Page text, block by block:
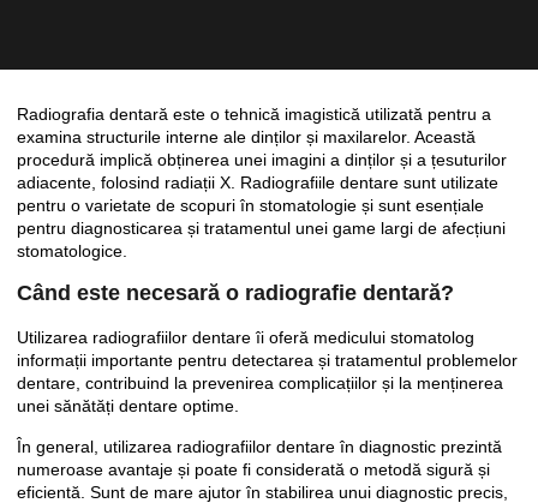
Radiografia dentară este o tehnică imagistică utilizată pentru a
examina structurile interne ale dinților și maxilarelor. Această
procedură implică obținerea unei imagini a dinților și a țesuturilor
adiacente, folosind radiații X. Radiografiile dentare sunt utilizate
pentru o varietate de scopuri în stomatologie și sunt esențiale
pentru diagnosticarea și tratamentul unei game largi de afecțiuni
stomatologice.
Când este necesară o radiografie dentară?
Utilizarea radiografiilor dentare îi oferă medicului stomatolog
informații importante pentru detectarea și tratamentul problemelor
dentare, contribuind la prevenirea complicațiilor și la menținerea
unei sănătăți dentare optime.
În general, utilizarea radiografiilor dentare în diagnostic prezintă
numeroase avantaje și poate fi considerată o metodă sigură și
eficientă. Sunt de mare ajutor în stabilirea unui diagnostic precis,